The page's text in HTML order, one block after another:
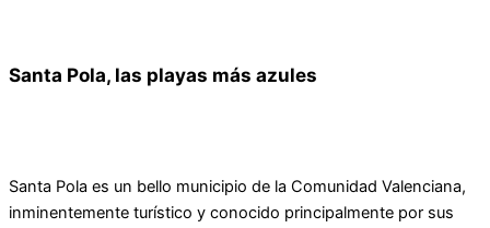
Santa Pola, las playas más azules
Santa Pola es un bello municipio de la Comunidad Valenciana,
inminentemente turístico y conocido principalmente por sus